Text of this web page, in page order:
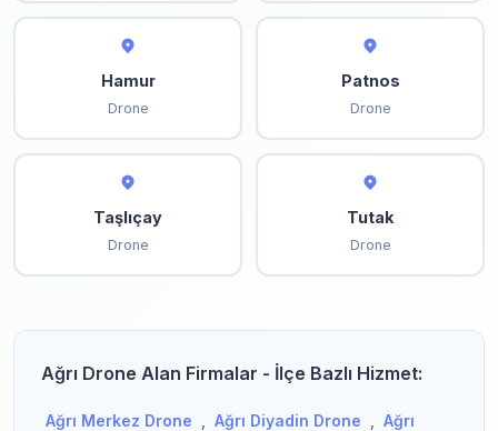
Hamur
Drone
Patnos
Drone
Taşlıçay
Drone
Tutak
Drone
Ağrı Drone Alan Firmalar - İlçe Bazlı Hizmet:
Ağrı Merkez Drone Ağrı Diyadin Drone
Ağrı